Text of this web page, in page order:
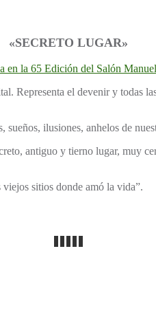
«SECRETO LUGAR»
en la 65 Edición del Salón
el devenir y todas
sueños, ilusiones, anhelos de
antiguo y tierno lugar, muy
sitios donde amó la vida”.